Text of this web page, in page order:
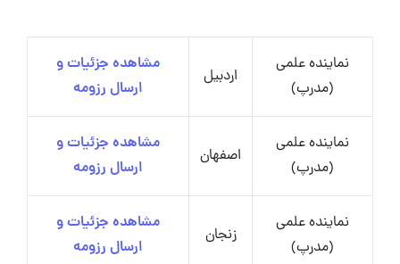
نماینده علمی
(مدرپ)
اردبیل
مشاهده جزئیات و
ارسال رزومه
نماینده علمی
(مدرپ)
اصفهان
مشاهده جزئیات و
ارسال رزومه
نماینده علمی
(مدرپ)
زنجان
مشاهده جزئیات و
ارسال رزومه